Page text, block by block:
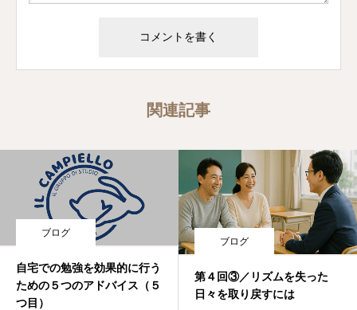
関連記事
ブログ
自宅での勉強を効果的に行う
ための５つのアドバイス（５
つ目）
ブログ
第４回③／リズムを失った
日々を取り戻すには